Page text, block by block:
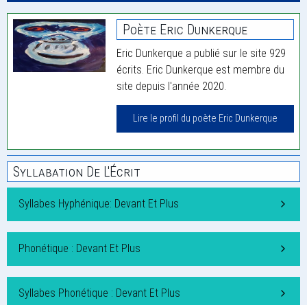
Poète Eric Dunkerque
Eric Dunkerque a publié sur le site 929
écrits. Eric Dunkerque est membre du
site depuis l'année 2020.
Lire le profil du poète Eric Dunkerque
Syllabation De L'Écrit
Syllabes Hyphénique: Devant Et Plus
Phonétique : Devant Et Plus
Syllabes Phonétique : Devant Et Plus